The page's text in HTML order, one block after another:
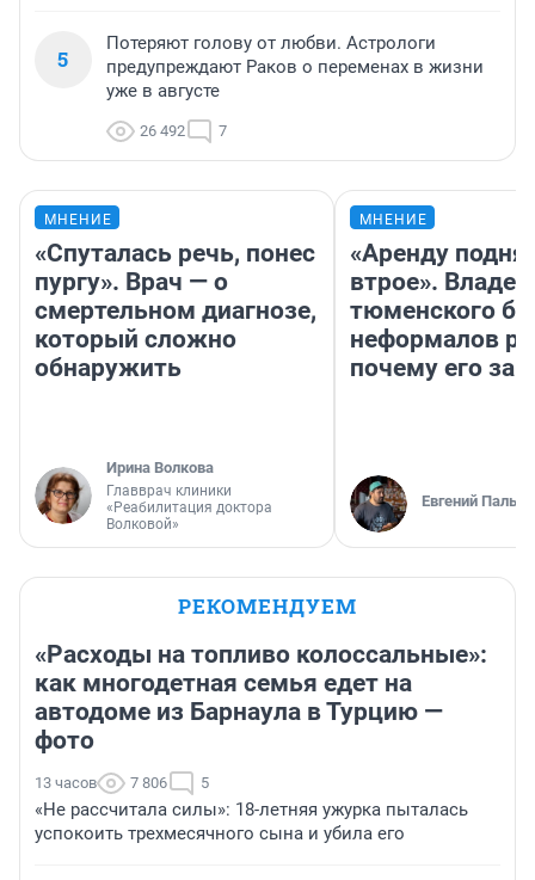
5
Потеряют голову от любви. Астрологи
предупреждают Раков о переменах в жизни
уже в августе
26 492 7
МНЕНИЕ
«Спуталась речь, понес
пургу». Врач — о
смертельном диагнозе,
который сложно
обнаружить
Ирина Волкова
Главврач клиники
«Реабилитация доктора
Волковой»
МНЕНИЕ
«Аренду
втрое».
тюменского
неформалов
почему его
Евгений
РЕКОМЕНДУЕМ
«Расходы на топливо колоссальные»:
как многодетная семья едет на
автодоме из Барнаула в Турцию —
фото
13 часов 7 806 5
«Не рассчитала силы»: 18-летняя ужурка пыталась
успокоить трехмесячного сына и убила его